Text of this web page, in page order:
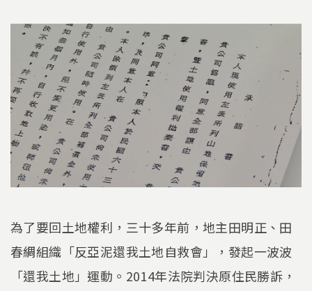
為了要回土地權利，三十多年前，地主田明正、田
春綢組織「反亞泥還我土地自救會」，發起一波波
「還我土地」運動。2014年法院判決原住民勝訴，